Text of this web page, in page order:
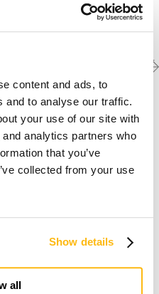
content and ads, to
and to analyse our traffic.
your use of our site with
analytics partners who
that you’ve
collected from your use
Show details
all
le altre
casa in legno